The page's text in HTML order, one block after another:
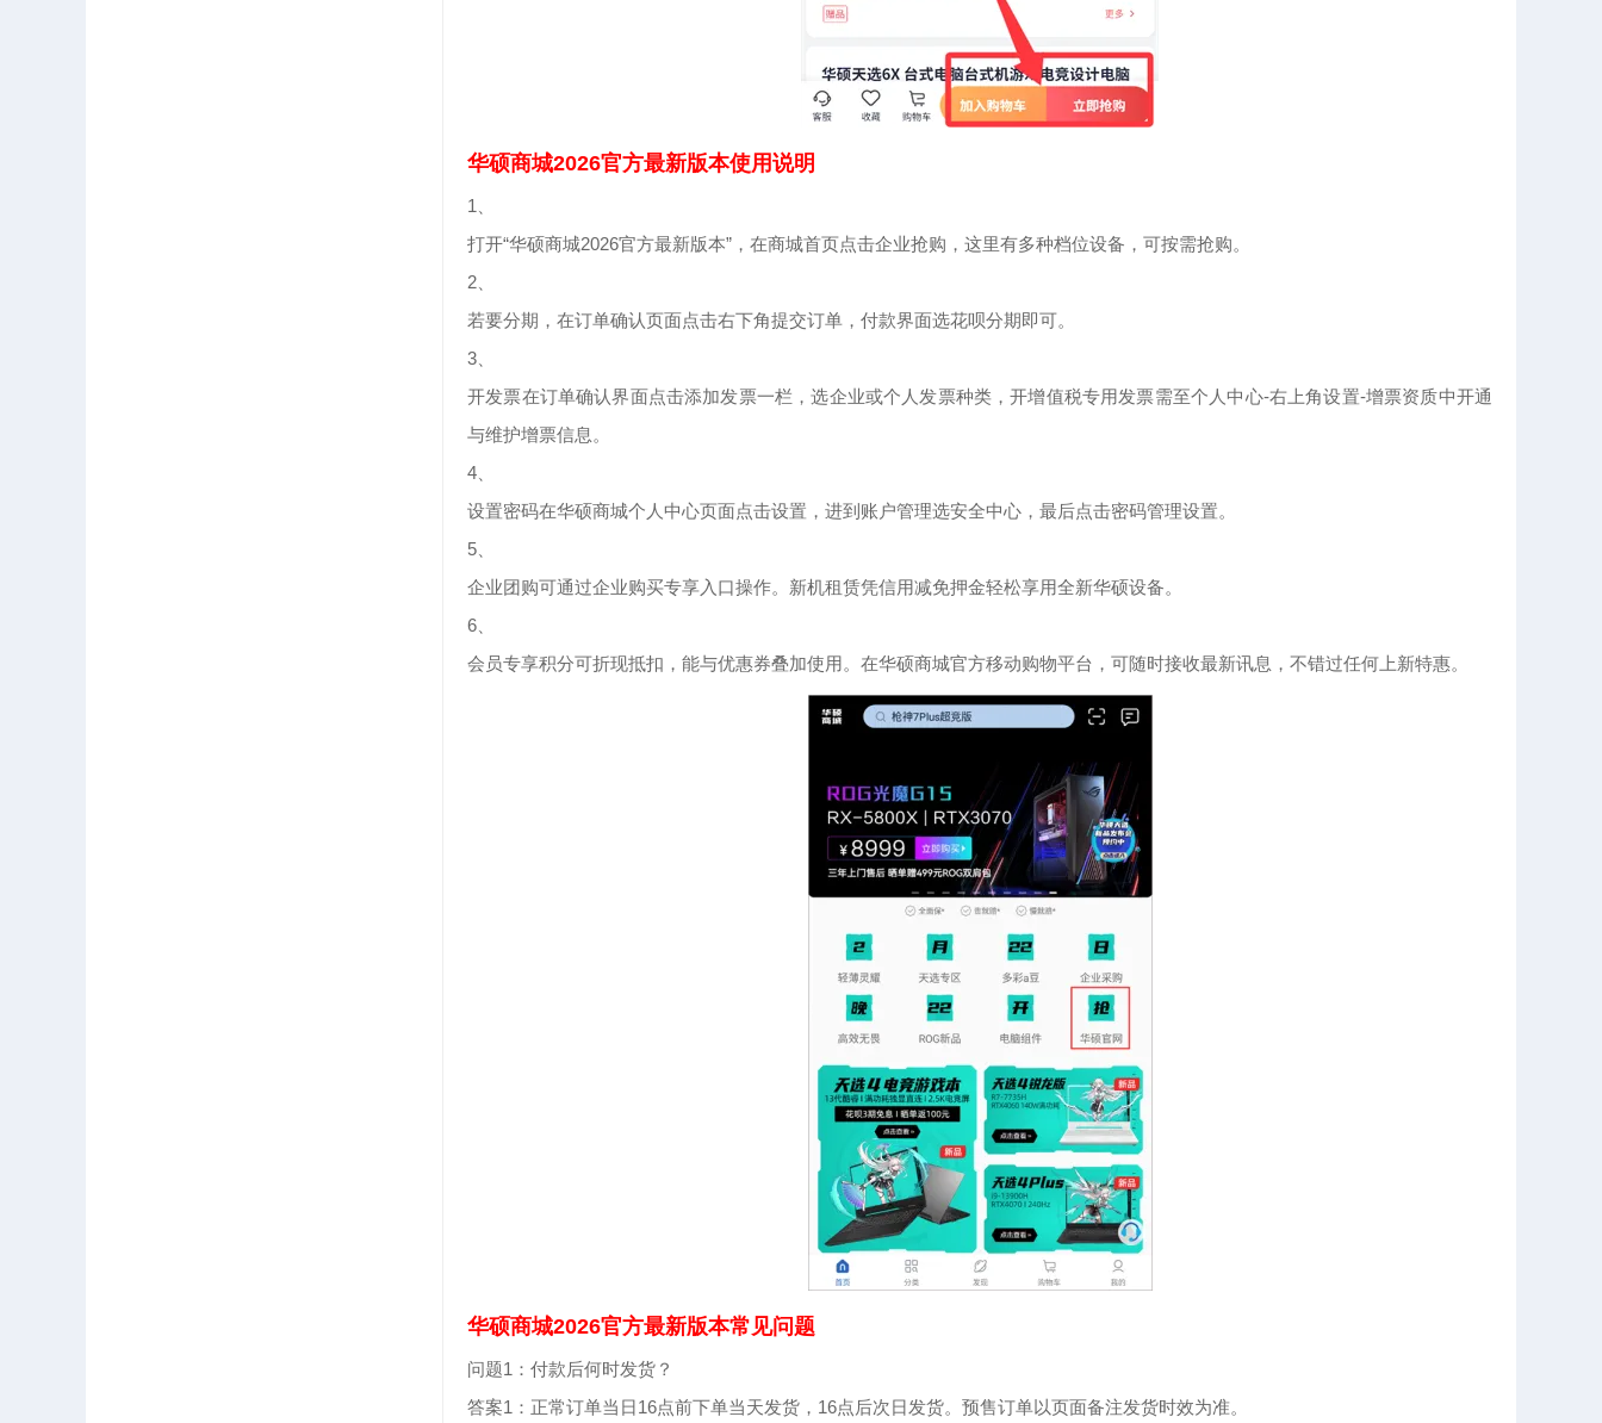
华硕商城2026官方最新版本使用说明
1、
打开“华硕商城2026官方最新版本”，在商城首页点击企业抢购，这里有多种档位设备，可按需抢购。
2、
若要分期，在订单确认页面点击右下角提交订单，付款界面选花呗分期即可。
3、
开发票在订单确认界面点击添加发票一栏，选企业或个人发票种类，开增值税专用发票需至个人中心-右上角设置-增票资质中开通
与维护增票信息。
4、
设置密码在华硕商城个人中心页面点击设置，进到账户管理选安全中心，最后点击密码管理设置。
5、
企业团购可通过企业购买专享入口操作。新机租赁凭信用减免押金轻松享用全新华硕设备。
6、
会员专享积分可折现抵扣，能与优惠券叠加使用。在华硕商城官方移动购物平台，可随时接收最新讯息，不错过任何上新特惠。
华硕商城2026官方最新版本常见问题
问题1：付款后何时发货？
答案1：正常订单当日16点前下单当天发货，16点后次日发货。预售订单以页面备注发货时效为准。